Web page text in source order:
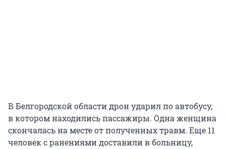
В Белгородской области дрон ударил по автобусу,
в котором находились пассажиры. Одна женщина
скончалась на месте от полученных травм. Еще 11
человек с ранениями доставили в больницу,